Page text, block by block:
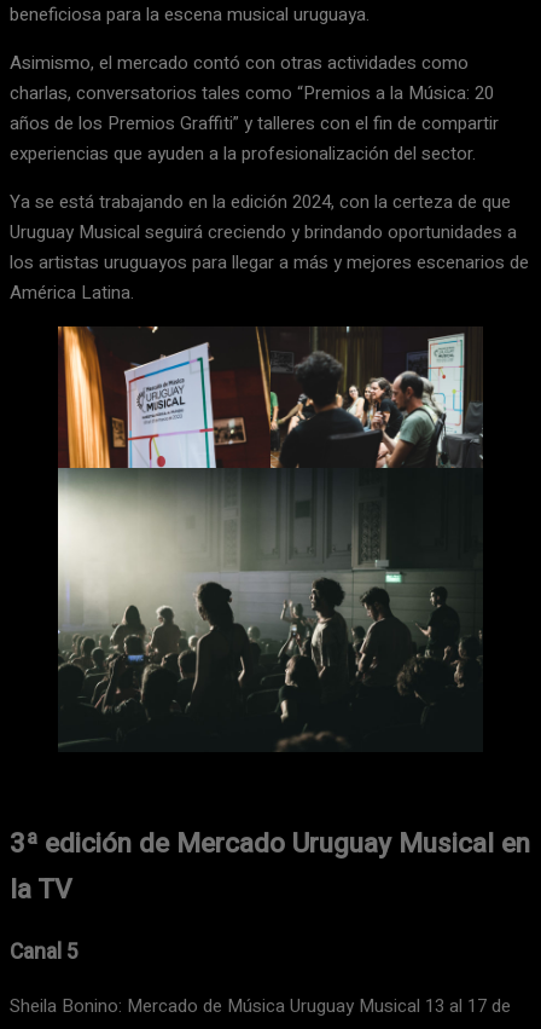
beneficiosa para la escena musical uruguaya.
Asimismo, el mercado contó con otras actividades como
charlas, conversatorios tales como “Premios a la Música: 20
años de los Premios Graffiti” y talleres con el fin de compartir
experiencias que ayuden a la profesionalización del sector.
Ya se está trabajando en la edición 2024, con la certeza de que
Uruguay Musical seguirá creciendo y brindando oportunidades a
los artistas uruguayos para llegar a más y mejores escenarios de
América Latina.
3ª edición de Mercado Uruguay Musical en
la TV
Canal 5
Sheila Bonino: Mercado de Música Uruguay Musical 13 al 17 de